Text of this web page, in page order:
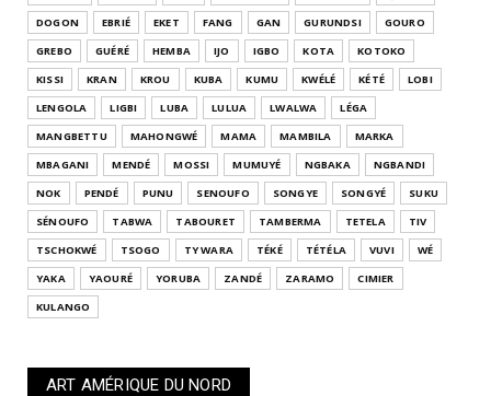
DOGON
EBRIÉ EKET FANG GAN GURUNDSI
GOURO
GREBO
GUÉRÉ HEMBA IJO IGBO KOTA
KOTOKO
KISSI
KRAN KROU KUBA KUMU KWÉLÉ KÉTÉ
LOBI
LENGOLA
LIGBI LUBA LULUA LWALWA
LÉGA
MANGBETTU
MAHONGWÉ MAMA MAMBILA
MARKA
MBAGANI
MENDÉ MOSSI MUMUYÉ NGBAKA
NGBANDI
NOK
PENDÉ PUNU SENOUFO SONGYE SONGYÉ
SUKU
SÉNOUFO
TABWA TABOURET TAMBERMA TETELA
TIV
TSCHOKWÉ
TSOGO TY WARA TÉKÉ TÉTÉLA VUVI
WÉ
YAKA
YAOURÉ YORUBA ZANDÉ ZARAMO
CIMIER
KULANGO
ART AMÉRIQUE DU NORD